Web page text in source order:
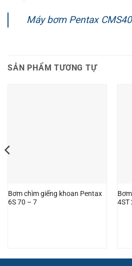
Máy bơm Pentax
SẢN PHẨM TƯƠNG TỰ
Bơm chìm giếng khoan Pentax
6S 70 – 7
4ST